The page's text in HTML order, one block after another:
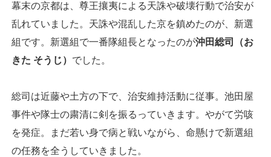
幕末の京都は、尊王攘夷による天誅や破壊行動で治安が
乱れていました。天誅や混乱した京を鎮めたのが、新選
組です。新選組で一番隊組長となったのが沖田総司（お
きた そうじ） でした。
総司は近藤や土方の下で、治安維持活動に従事。池田屋
事件や隊士の粛清に剣を振るっていきます。やがて労咳
を発症。まだ若い身で病と戦いながら、命懸けで新選組
の任務を全うしていきました。